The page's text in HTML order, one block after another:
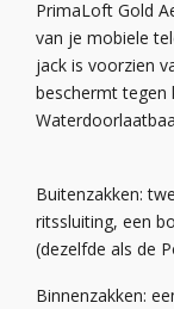
PrimaLoft Gold
van je mobiele
jack is voorzien
beschermt tegen
Buitenzakken:
ritssluiting, een
(dezelfde als de
Binnenzakken: